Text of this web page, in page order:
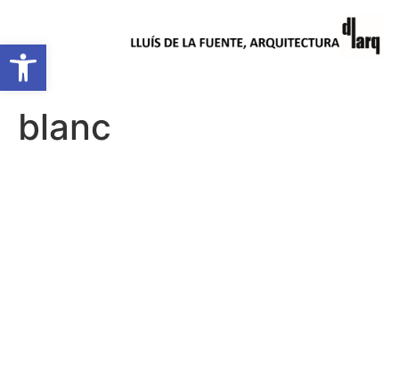
Obre la barra d'eines
blanc